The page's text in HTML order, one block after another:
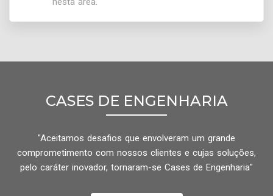
CASES DE ENGENHARIA
"Aceitamos desafios que envolveram um grande
comprometimento com nossos clientes e cujas soluções,
pelo caráter inovador, tornaram-se Cases de Engenharia"